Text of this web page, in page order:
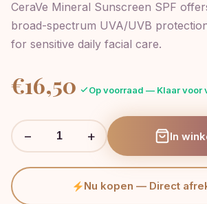
CeraVe Mineral Sunscreen SPF
broad-spectrum UVA/UVB
for sensitive daily facial care.
€16,50 Op voorraad — Klaar voor
− + In
Nu kopen — Direct